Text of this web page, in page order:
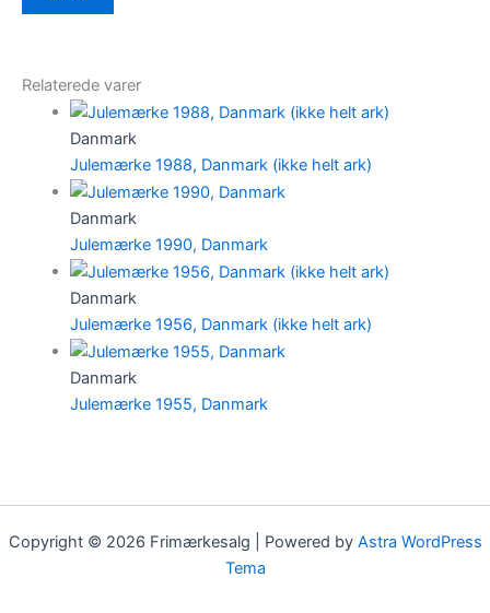
Relaterede varer
Danmark
Julemærke 1988, Danmark (ikke helt ark)
Danmark
Julemærke 1990, Danmark
Danmark
Julemærke 1956, Danmark (ikke helt ark)
Danmark
Julemærke 1955, Danmark
Copyright © 2026 Frimærkesalg | Powered by Astra WordPress
Tema